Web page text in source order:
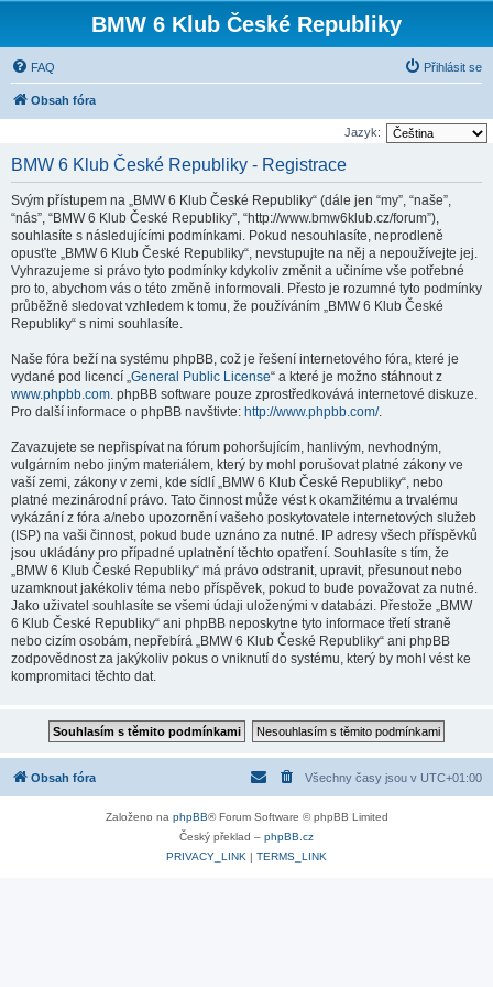
BMW 6 Klub České Republiky
FAQ Přihlásit se
Obsah fóra
Jazyk:
BMW 6 Klub České Republiky - Registrace
Svým přístupem na „BMW 6 Klub České Republiky“ (dále jen “my”, “naše”,
“nás”, “BMW 6 Klub České Republiky”, “http://www.bmw6klub.cz/forum”),
souhlasíte s následujícími podmínkami. Pokud nesouhlasíte, neprodleně
opusťte „BMW 6 Klub České Republiky“, nevstupujte na něj a nepoužívejte jej.
Vyhrazujeme si právo tyto podmínky kdykoliv změnit a učiníme vše potřebné
pro to, abychom vás o této změně informovali. Přesto je rozumné tyto podmínky
průběžně sledovat vzhledem k tomu, že používáním „BMW 6 Klub České
Republiky“ s nimi souhlasíte.
Naše fóra beží na systému phpBB, což je řešení internetového fóra, které je
vydané pod licencí „General Public License“ a které je možno stáhnout z
www.phpbb.com. phpBB software pouze zprostředkovává internetové diskuze.
Pro další informace o phpBB navštivte: http://www.phpbb.com/.
Zavazujete se nepřispívat na fórum pohoršujícím, hanlivým, nevhodným,
vulgárním nebo jiným materiálem, který by mohl porušovat platné zákony ve
vaší zemi, zákony v zemi, kde sídlí „BMW 6 Klub České Republiky“, nebo
platné mezinárodní právo. Tato činnost může vést k okamžitému a trvalému
vykázání z fóra a/nebo upozornění vašeho poskytovatele internetových služeb
(ISP) na vaši činnost, pokud bude uznáno za nutné. IP adresy všech příspěvků
jsou ukládány pro případné uplatnění těchto opatření. Souhlasíte s tím, že
„BMW 6 Klub České Republiky“ má právo odstranit, upravit, přesunout nebo
uzamknout jakékoliv téma nebo příspěvek, pokud to bude považovat za nutné.
Jako uživatel souhlasíte se všemi údaji uloženými v databázi. Přestože „BMW
6 Klub České Republiky“ ani phpBB neposkytne tyto informace třetí straně
nebo cizím osobám, nepřebírá „BMW 6 Klub České Republiky“ ani phpBB
zodpovědnost za jakýkoliv pokus o vniknutí do systému, který by mohl vést ke
kompromitaci těchto dat.
Obsah fóra Všechny časy jsou v UTC+01:00
Založeno na phpBB® Forum Software © phpBB Limited
Český překlad – phpBB.cz
PRIVACY_LINK | TERMS_LINK